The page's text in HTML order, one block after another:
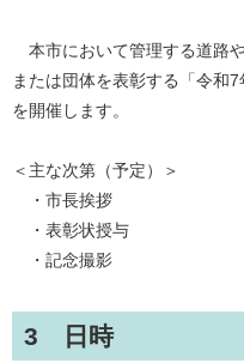
本市において管理する道路
または団体を表彰する「令和
を開催します。
＜主な次第（予定）＞
・市長挨拶
・表彰状授与
・記念撮影
3 日時